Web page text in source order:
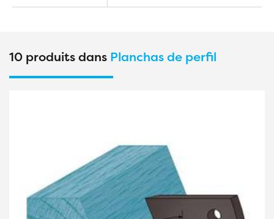
10 produits dans Planchas de perfil